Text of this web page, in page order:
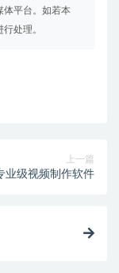
体平台。如若本
处理。
上一篇
业级视频制作软件